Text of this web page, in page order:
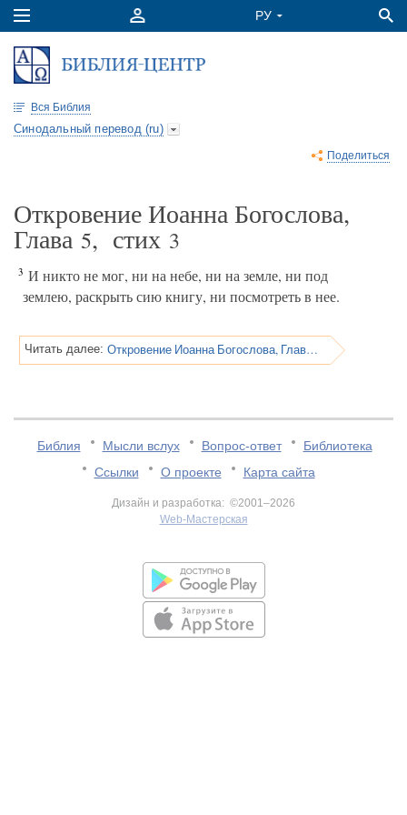
Вся Библия
Синодальный перевод (ru)
Поделиться
Откровение Иоанна Богослова,
Глава 5, стих 3
3 И никто не мог, ни на небе, ни на земле, ни под
землею, раскрыть сию книгу, ни посмотреть в нее.
Читать далее: Откровение Иоанна Богослова, Глава 5
Библия Мысли вслух Вопрос-ответ
Библиотека
Ссылки
О проекте Карта сайта
Дизайн и разработка: ©2001–2026
Web-Мастерская